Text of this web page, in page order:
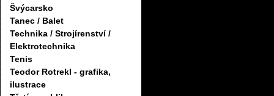
Švýcarsko
Tanec / Balet
Technika / Strojírenství /
Elektrotechnika
Tenis
Teodor Rotrekl - grafika,
ilustrace